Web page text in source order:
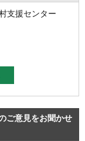
支援センター
ご意見をお聞かせ